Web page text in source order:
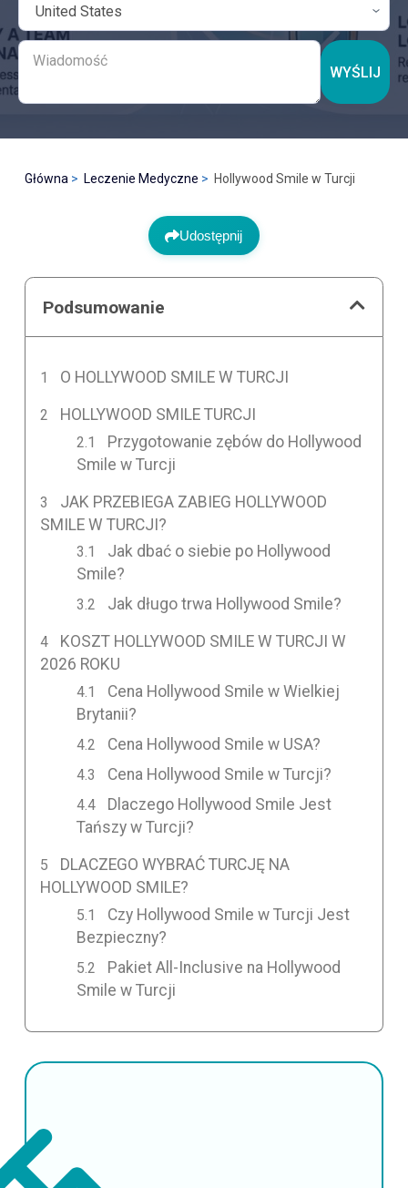
WYŚLIJ
Główna Leczenie Medyczne Hollywood Smile w Turcji
Udostępnij
Podsumowanie
O HOLLYWOOD SMILE W TURCJI
HOLLYWOOD SMILE TURCJI
Przygotowanie zębów do Hollywood
Smile w Turcji
JAK PRZEBIEGA ZABIEG HOLLYWOOD
SMILE W TURCJI?
Jak dbać o siebie po Hollywood
Smile?
Jak długo trwa Hollywood Smile?
KOSZT HOLLYWOOD SMILE W TURCJI W
2026 ROKU
Cena Hollywood Smile w Wielkiej
Brytanii?
Cena Hollywood Smile w USA?
Cena Hollywood Smile w Turcji?
Dlaczego Hollywood Smile Jest
Tańszy w Turcji?
DLACZEGO WYBRAĆ TURCJĘ NA
HOLLYWOOD SMILE?
Czy Hollywood Smile w Turcji Jest
Bezpieczny?
Pakiet All-Inclusive na Hollywood
Smile w Turcji